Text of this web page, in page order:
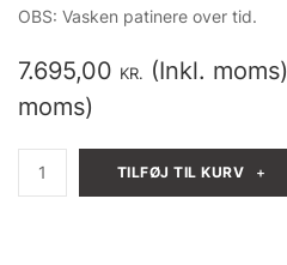
OBS: Vasken patinere over tid.
7.695,00 KR. (Inkl. moms)
moms)
messing
TILFØJ TIL KURV